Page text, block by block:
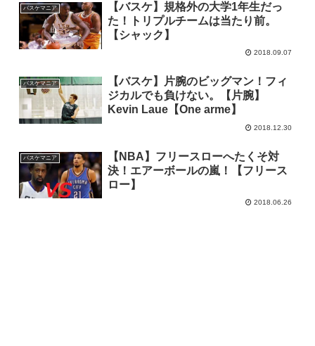
バスケマニア
【バスケ】規格外の大学1年生だっ
た！トリプルチームは当たり前。
【シャック】
2018.09.07
バスケマニア
【バスケ】片腕のビッグマン！フィ
ジカルでも負けない。【片腕】
Kevin Laue【One arme】
2018.12.30
バスケマニア
【NBA】フリースローへたくそ対
決！エアーボールの嵐！【フリース
ロー】
2018.06.26